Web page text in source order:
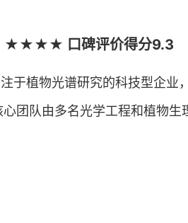
★★★★ 口碑评价得分9.3
于植物光谱研究的科技型企业
团队由多名光学工程和植物生